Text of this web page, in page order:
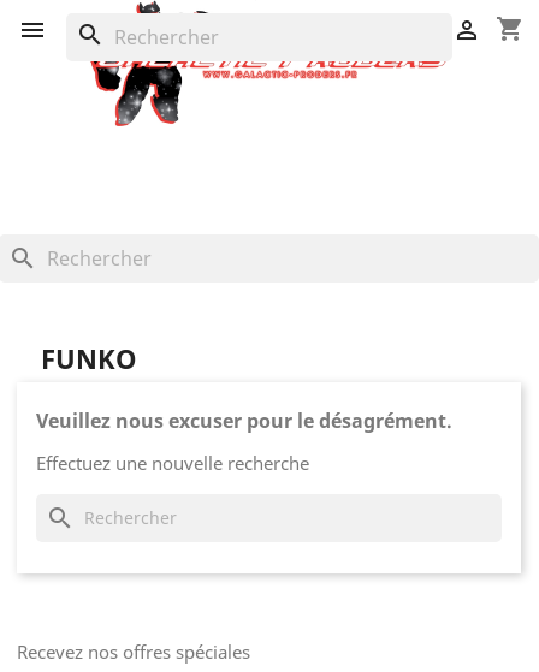
 shopping_cart

search
search
FUNKO
Veuillez nous excuser pour le désagrément.
Effectuez une nouvelle recherche
search
Recevez nos offres spéciales